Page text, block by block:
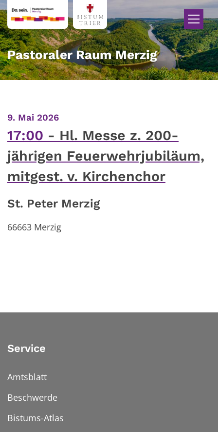
Zum Inhalt springen
Pastoraler Raum Merzig
9. Mai 2026:
17:00
Hl. Messe z. 200-
jährigen Feuerwehrjubiläum,
mitgest. v. Kirchenchor
St. Peter Merzig
66663 Merzig
Service
Amtsblatt
Beschwerde
Bistums-Atlas